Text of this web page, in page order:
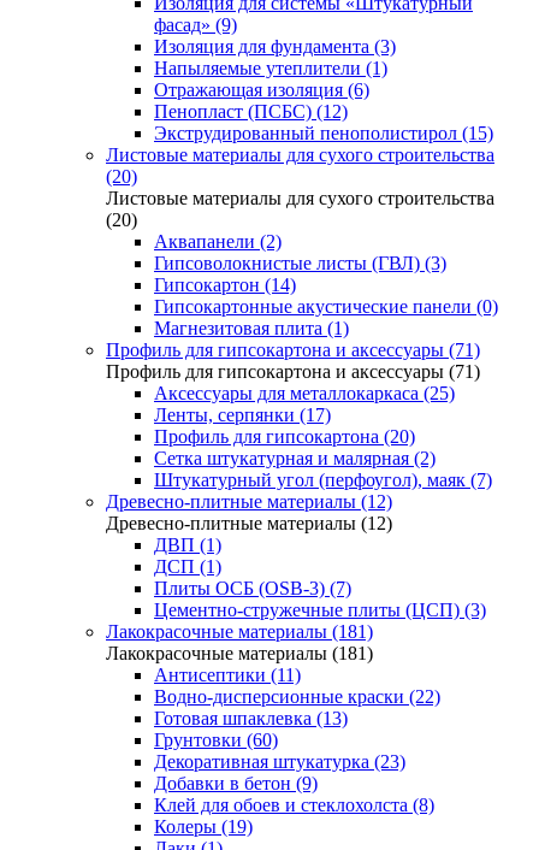
фасад» (9)
Изоляция для фундамента (3)
Напыляемые утеплители (1)
Отражающая изоляция (6)
Пенопласт (ПСБС) (12)
Экструдированный пенополистирол (15)
Листовые материалы для сухого строительства
(20)
Листовые материалы для сухого строительства
(20)
Аквапанели (2)
Гипсоволокнистые листы (ГВЛ) (3)
Гипсокартон (14)
Гипсокартонные акустические панели (0)
Магнезитовая плита (1)
Профиль для гипсокартона и аксессуары (71)
Профиль для гипсокартона и аксессуары (71)
Аксессуары для металлокаркаса (25)
Ленты, серпянки (17)
Профиль для гипсокартона (20)
Сетка штукатурная и малярная (2)
Штукатурный угол (перфоугол), маяк (7)
Древесно-плитные материалы (12)
Древесно-плитные материалы (12)
ДВП (1)
ДСП (1)
Плиты ОСБ (OSB-3) (7)
Цементно-стружечные плиты (ЦСП) (3)
Лакокрасочные материалы (181)
Лакокрасочные материалы (181)
Антисептики (11)
Водно-дисперсионные краски (22)
Готовая шпаклевка (13)
Грунтовки (60)
Декоративная штукатурка (23)
Добавки в бетон (9)
Клей для обоев и стеклохолста (8)
Колеры (19)